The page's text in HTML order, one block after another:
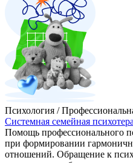
Психология /
Системная семейная
Помощь профессионального
при формировании
отношений. Обращение к